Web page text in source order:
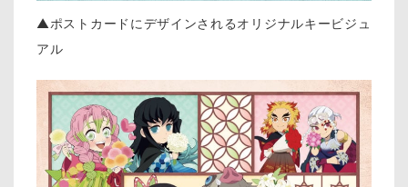
▲ポストカードにデザインされるオリジナルキービジュ
アル